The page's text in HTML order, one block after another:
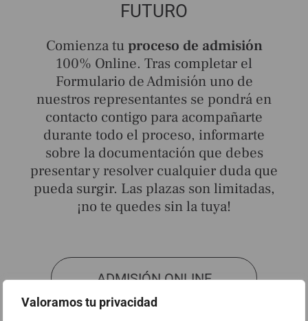
Valoramos tu privacidad
FUTURO
Comienza tu proceso de admisión
100% Online. Tras completar el
Formulario de Admisión uno de
nuestros representantes se pondrá en
contacto contigo para acompañarte
durante todo el proceso, informarte
sobre la documentación que debes
presentar y resolver cualquier duda que
pueda surgir. Las plazas son limitadas,
¡no te quedes sin la tuya!
ADMISIÓN ONLINE